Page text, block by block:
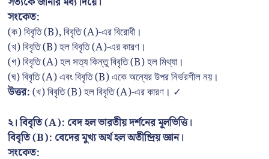
সংকেত:
(ক) বিবৃতি (B), বিবৃতি (A)-এর বিরোধী।
(খ) বিবৃতি (B) হল বিবৃতি (A)-এর কারণ।
(গ) বিবৃতি (A) হল সত্য কিন্তু বিবৃতি (B) হল মিথ্যা।
(ঘ) বিবৃতি (A) এবং বিবৃতি (B) একে অন্যের উপর নির্ভরশীল নয়।
উত্তর:(খ) বিবৃতি (B) হল বিবৃতি (A)-এর কারণ। ✓
২। বিবৃতি (A): বেদ হল ভারতীয় দর্শনের মূলভিত্তি।
বিবৃতি (B): বেদের মুখ্য অর্থ হল অতীন্দ্রিয় জ্ঞান।
সংকেত: